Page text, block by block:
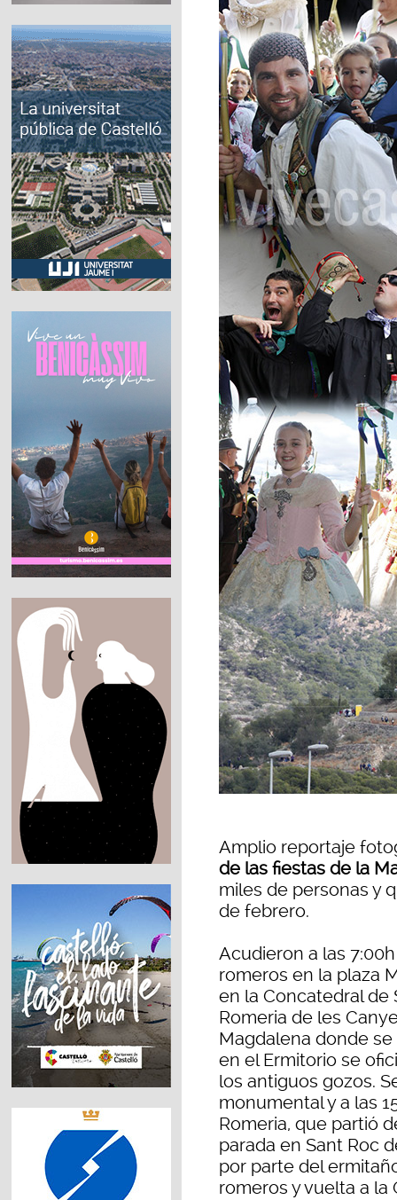
Amplio reportaje
de las fiestas de la
miles de personas y
de febrero.
Acudieron a las
romeros en la plaza
en la Concatedral de
Romeria de les
Magdalena donde
en el Ermitorio se
los antiguos gozos.
monumental y a las
Romeria, que partió
parada en Sant Roc
por parte del
romeros y vuelta a la